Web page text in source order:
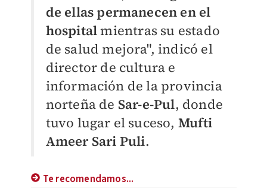
de ellas permanecen en el
hospitalmientras su estado
de salud mejora", indicó el
director de cultura e
información de la provincia
norteña de Sar-e-Pul, donde
tuvo lugar el suceso, Mufti
Ameer Sari Puli.
Te recomendamos...